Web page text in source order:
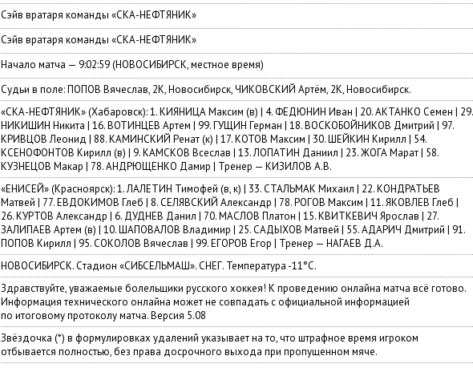
Сэйв вратаря команды «СКА-НЕФТЯНИК»
Сэйв вратаря команды «СКА-НЕФТЯНИК»
Начало матча — 9:02:59 (НОВОСИБИРСК, местное время)
Судьи в поле: ПОПОВ Вячеслав, 2К, Новосибирск, ЧИКОВСКИЙ Артём, 2К, Новосибирск.
«СКА-НЕФТЯНИК» (Хабаровск): 1. КИЯНИЦА Максим (в) | 4. ФЕДЮНИН Иван | 20. АКТАНКО Семен | 29.
НИКИШИН Никита | 16. ВОТИНЦЕВ Артем | 99. ГУЩИН Герман | 18. ВОСКОБОЙНИКОВ Дмитрий | 97.
КРИВЦОВ Леонид | 88. КАМИНСКИЙ Ренат (к) | 17. КОТОВ Максим | 30. ШЕЙКИН Кирилл | 54.
КСЕНОФОНТОВ Кирилл (в) | 9. КАМСКОВ Всеслав | 13. ЛОПАТИН Даниил | 23. ЖОГА Марат | 58.
КУЗНЕЦОВ Макар | 78. АНДРЮЩЕНКО Дамир | Тренер — КИЗИЛОВ А.В.
«ЕНИСЕЙ» (Красноярск): 1. ЛАЛЕТИН Тимофей (в, к) | 33. СТАЛЬМАК Михаил | 22. КОНДРАТЬЕВ
Матвей | 77. ЕВДОКИМОВ Глеб | 8. СЕЛЯВСКИЙ Александр | 78. РОГОВ Максим | 11. ЯКОВЛЕВ Глеб |
26. КУРТОВ Александр | 6. ДУДНЕВ Данил | 70. МАСЛОВ Платон | 15. КВИТКЕВИЧ Ярослав | 27.
ЗАЛИПАЕВ Артем (в) | 10. ШАПОВАЛОВ Владимир | 25. САДЫХОВ Матвей | 55. АДАРИЧ Дмитрий | 91.
ПОПОВ Кирилл | 95. СОКОЛОВ Вячеслав | 99. ЕГОРОВ Егор | Тренер — НАГАЕВ Д.А.
НОВОСИБИРСК. Cтадион «СИБСЕЛЬМАШ». СНЕГ. Температура -11°C.
Здравствуйте, уважаемые болельщики русского хоккея! К проведению онлайна матча всё готово.
Информация технического онлайна может не совпадать с официальной информацией
по итоговому протоколу матча. Версия 5.08
Звёздочка (*) в формулировках удалений указывает на то, что штрафное время игроком
отбывается полностью, без права досрочного выхода при пропущенном мяче.